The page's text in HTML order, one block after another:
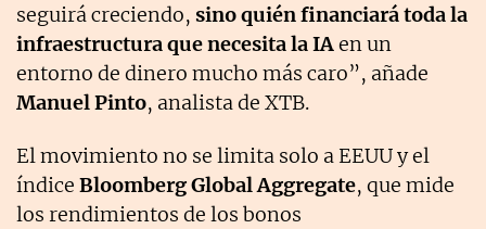
seguirá creciendo, sino quién financiará toda la
infraestructura que necesita la IAen un
entorno de dinero mucho más caro”, añade
Manuel Pinto, analista de XTB.
El movimiento no se limita solo a EEUU y el
índice Bloomberg Global Aggregate, que mide
los rendimientos de los bonos